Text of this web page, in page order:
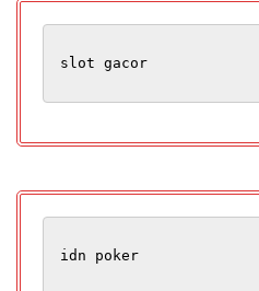
slot gacor
idn poker